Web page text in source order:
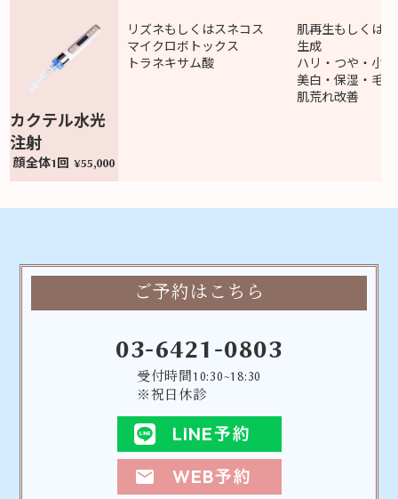
カクテル水光
注射
顔全体1回 ¥55,000
リズネもしくはスネコス
マイクロボトックス
トラネキサム酸
肌再生もしくは
生成
ハリ・つや・小
美白・保湿・毛
肌荒れ改善
ご予約はこちら
03-6421-0803
受付時間10:30~18:30
※祝日休診
LINE予約
mail WEB予約